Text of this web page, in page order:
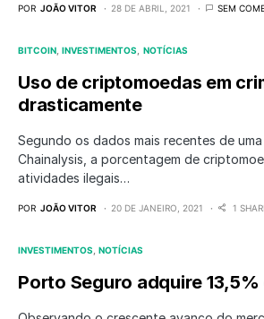
POR JOÃO VITOR 28 DE ABRIL, 2021 SEM
BITCOIN INVESTIMENTOS NOTÍCIAS
Uso de criptomoedas em
drasticamente
Segundo os dados mais recentes de
Chainalysis, a porcentagem de
atividades ilegais…
POR JOÃO VITOR 20 DE JANEIRO, 2021 1
INVESTIMENTOS NOTÍCIAS
Porto Seguro adquire